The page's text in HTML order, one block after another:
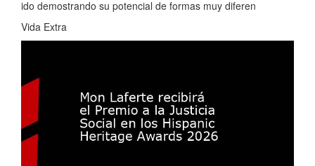
ido demostrando su potencial de formas muy diferen
Vida Extra